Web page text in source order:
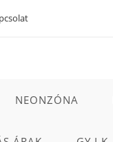
NEONZÓNA